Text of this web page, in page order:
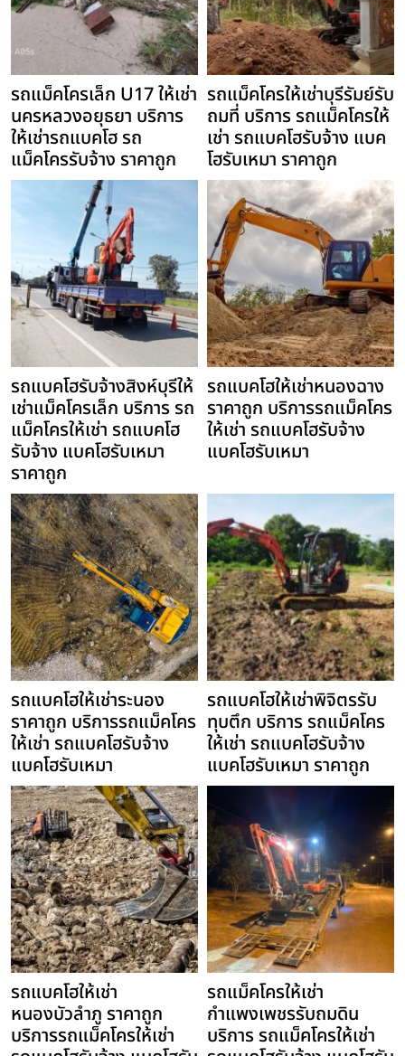
รถแม็คโครเล็ก U17 ให้เช่า
นครหลวงอยุธยา บริการ
ให้เช่ารถแบคโฮ รถ
แม็คโครรับจ้าง ราคาถูก
รถแม็คโครให้เช่าบุรีรัมย์รับ
ถมที่ บริการ รถแม็คโครให้
เช่า รถแบคโฮรับจ้าง แบค
โฮรับเหมา ราคาถูก
รถแบคโฮรับจ้างสิงห์บุรีให้
เช่าแม็คโครเล็ก บริการ รถ
แม็คโครให้เช่า รถแบคโฮ
รับจ้าง แบคโฮรับเหมา
ราคาถูก
รถแบคโฮให้เช่าหนองฉาง
ราคาถูก บริการรถแม็คโคร
ให้เช่า รถแบคโฮรับจ้าง
แบคโฮรับเหมา
รถแบคโฮให้เช่าระนอง
ราคาถูก บริการรถแม็คโคร
ให้เช่า รถแบคโฮรับจ้าง
แบคโฮรับเหมา
รถแบคโฮให้เช่าพิจิตรรับ
ทุบตึก บริการ รถแม็คโคร
ให้เช่า รถแบคโฮรับจ้าง
แบคโฮรับเหมา ราคาถูก
รถแบคโฮให้เช่า
หนองบัวลำภู ราคาถูก
บริการรถแม็คโครให้เช่า
รถแม็คโครให้เช่า
กำแพงเพชรรับถมดิน
บริการ รถแม็คโครให้เช่า